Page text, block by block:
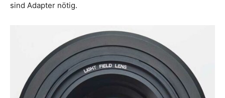
sind Adapter nötig.